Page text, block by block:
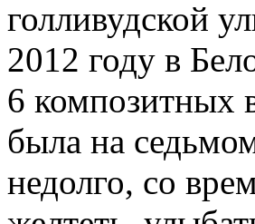
голливудской
2012 году в
6 композитных
была на
недолго, со